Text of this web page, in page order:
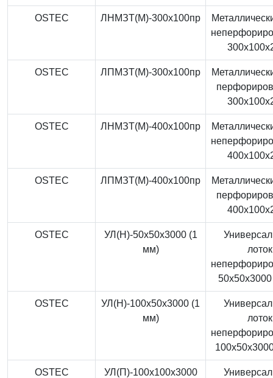
OSTEC ЛНМЗТ(М)-300x100пр
OSTEC ЛПМЗТ(М)-300x100пр
OSTEC ЛНМЗТ(М)-400x100пр
OSTEC ЛПМЗТ(М)-400x100пр
OSTEC
УЛ(Н)-50x50x3000 (1
мм)
лоток
OSTEC
УЛ(Н)-100x50x3000 (1
мм)
лоток
OSTEC
УЛ(П)-100x100x3000